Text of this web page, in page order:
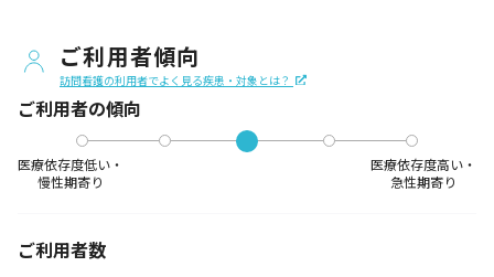
ご利用者傾向
訪問看護の利用者でよく見る疾患・対象とは？
ご利用者の傾向
医療依存度低い・
慢性期寄り
医療依存度高い・
急性期寄り
ご利用者数